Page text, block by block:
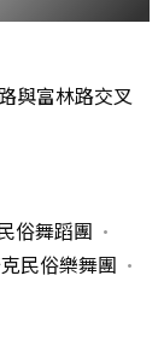
與富林路交叉
俗舞蹈團
民俗樂舞團